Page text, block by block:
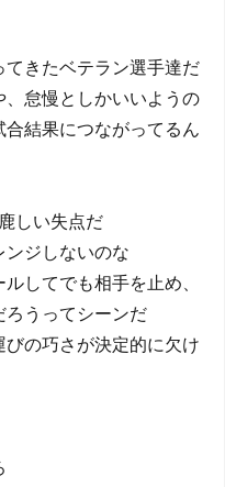
きたベテラン選手達だ
怠慢としかいいようの
結果につながってるん
しい失点だ
ンジしないのな
してでも相手を止め、
ろうってシーンだ
の巧さが決定的に欠け